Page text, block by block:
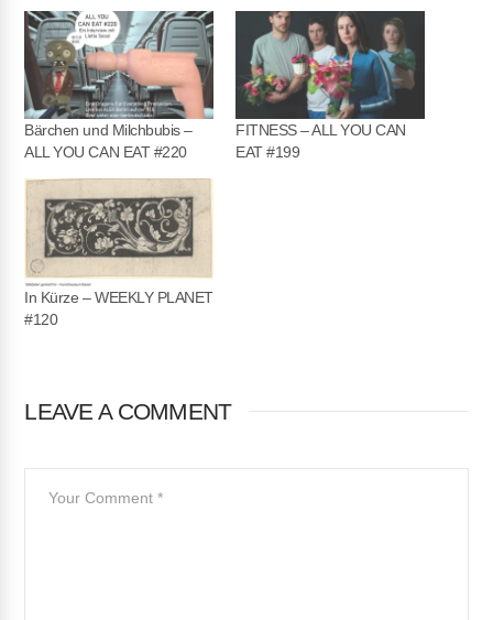
Bärchen und Milchbubis –
ALL YOU CAN EAT #220
FITNESS – ALL YOU CAN
EAT #199
In Kürze – WEEKLY PLANET
#120
LEAVE A COMMENT